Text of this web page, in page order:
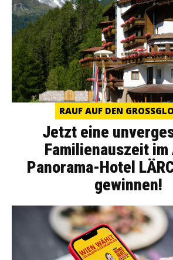
RAUF AUF DEN
Jetzt eine
Familienauszeit im
Panorama-Hotel
gewinnen!